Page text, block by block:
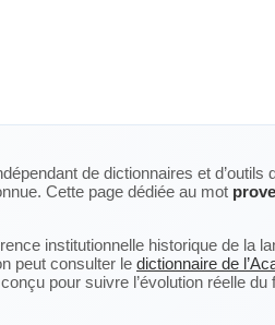
de dictionnaires et
Cette page dédiée au mot
institutionnelle historique de la
peut consulter le dictionnaire de
pour suivre l’évolution réelle